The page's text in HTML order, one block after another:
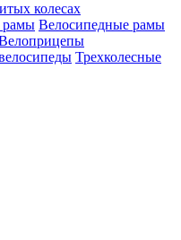
колесах
Велосипедные рамы
Трехколесные